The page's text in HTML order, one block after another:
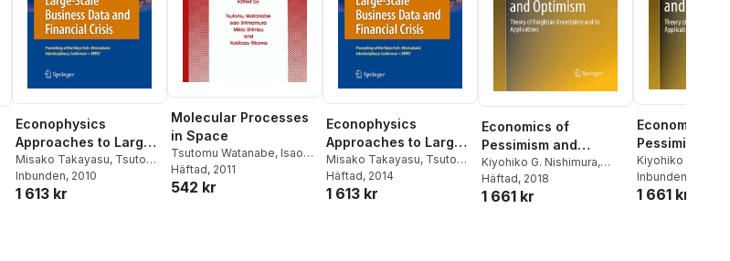
Econophysics
Approaches to Large-
Scale Business Data
and Financial Crisis
Misako Takayasu, Tsutomu
Watanabe ,Hideki
Takayasu
Inbunden, 2010
1 613 kr
Molecular Processes
in Space
Tsutomu Watanabe, Isao
Shimamura,
Yukikazu Itikawa
Häftad, 2011
542 kr
Econophysics
Approaches to Large-
Scale Business Data
and Financial Crisis
Misako Takayasu, Tsutomu
Watanabe,Hideki
Takayasu
Häftad, 2014
1 613 kr
Economics of
Pessimism and
Optimism
Kiyohiko G. Nishimura,
Hiroyuki Ozaki
Häftad, 2018
1 661 kr
Economics of
Pessimism
Optimism
Kiyohiko G.
Hiroyuki Ozaki
Inbunden
1 661 kr